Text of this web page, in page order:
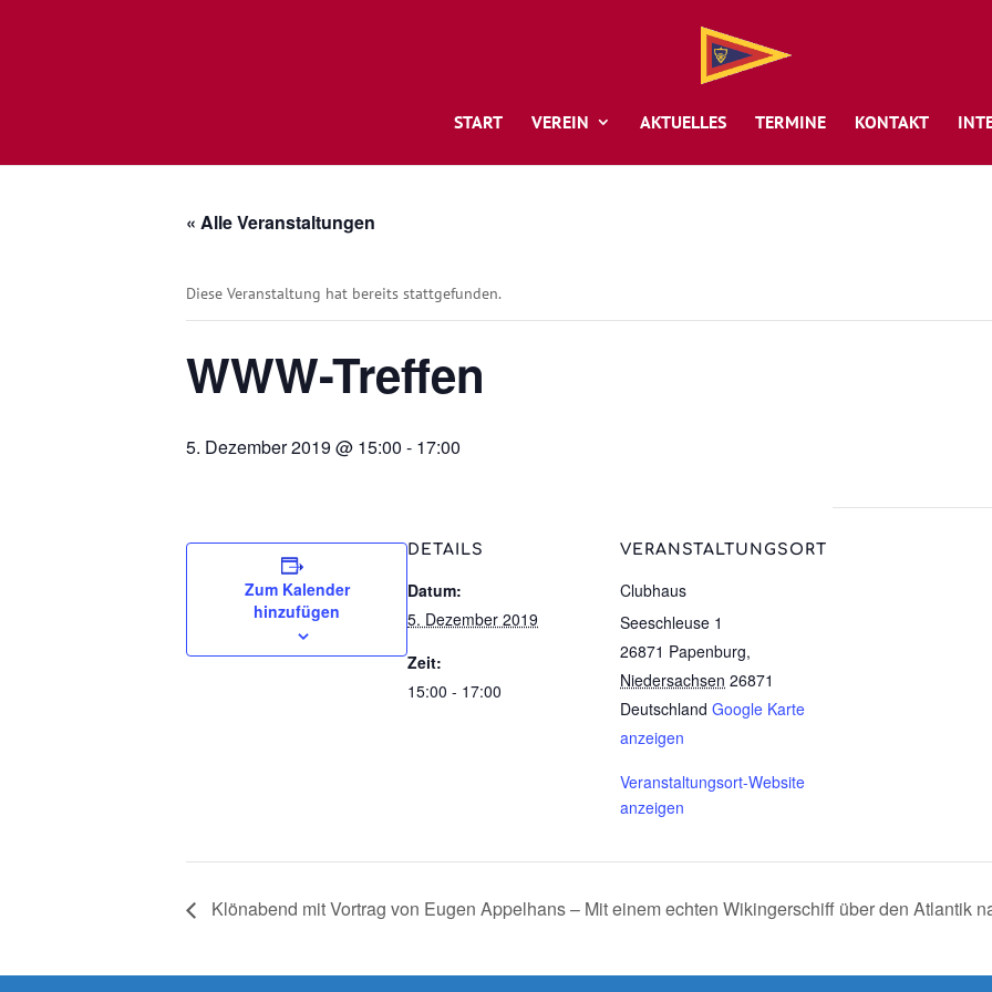
START VEREIN AKTUELLES TERMINE KONTAKT
« Alle Veranstaltungen
Diese Veranstaltung hat bereits stattgefunden.
WWW-Treffen
5. Dezember 2019 @ 15:00 - 17:00
Zum Kalender
hinzufügen
DETAILS
Datum:
5. Dezember 2019
Zeit:
15:00 - 17:00
VERANSTALTUNGSORT
Clubhaus
Seeschleuse 1
26871 Papenburg,
Niedersachsen 26871
Deutschland Google Karte
anzeigen
Veranstaltungsort-Website
anzeigen
Klönabend mit Vortrag von Eugen Appelhans – Mit einem echten Wikingerschiff über den Atlantik